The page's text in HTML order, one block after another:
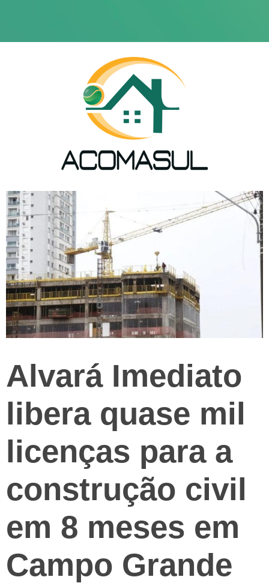
Alvará Imediato
libera quase mil
licenças para a
construção civil
em 8 meses em
Campo Grande